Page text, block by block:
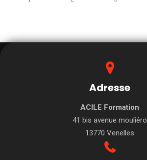
Adresse
ACILE Formation
41 bis avenue mouliéro
13770 Venelles